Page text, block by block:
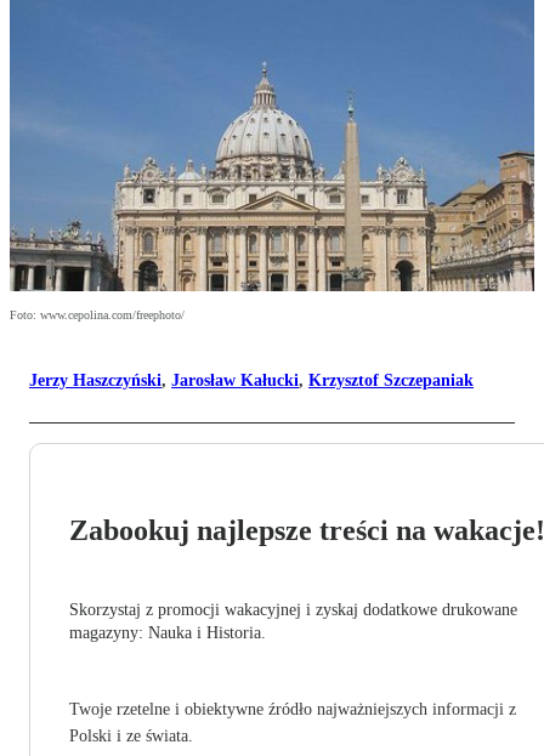
Foto: www.cepolina.com/freephoto/
Jerzy Haszczyński, Jarosław Kałucki, Krzysztof Szczepaniak
Zabookuj najlepsze treści na wakacje!
Skorzystaj z promocji wakacyjnej i zyskaj dodatkowe drukowane
magazyny: Nauka i Historia.
Twoje rzetelne i obiektywne źródło najważniejszych informacji z
Polski i ze świata.